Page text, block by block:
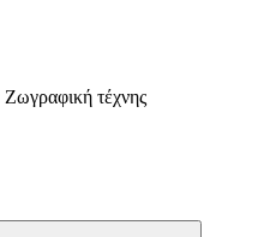
Ζωγραφική τέχνης